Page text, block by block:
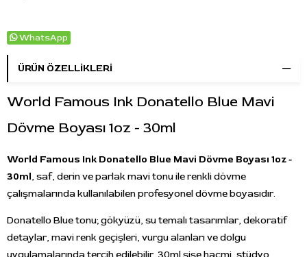
WhatsApp
ÜRÜN ÖZELLIKLERI
World Famous Ink Donatello Blue Mavi
Dövme Boyası 1oz - 30ml
World Famous Ink Donatello Blue Mavi Dövme Boyası 1oz -
30ml, saf, derin ve parlak mavi tonu ile renkli dövme
çalışmalarında kullanılabilen profesyonel dövme boyasıdır.
Donatello Blue tonu; gökyüzü, su temalı tasarımlar, dekoratif
detaylar, mavi renk geçişleri, vurgu alanları ve dolgu
uygulamalarında tercih edilebilir. 30ml şişe hacmi, stüdyo